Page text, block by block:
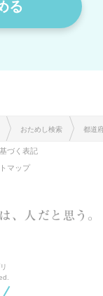
る
おためし検索 都道
づく表記
マップ